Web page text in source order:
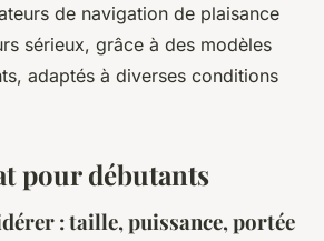
de navigation de plaisance
sérieux, grâce à des modèles
adaptés à diverses conditions
pour débutants
: taille, puissance, portée